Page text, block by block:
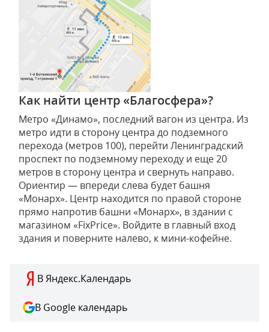
Как найти центр «Благосфера»?
Метро «Динамо», последний вагон из центра. Из
метро идти в сторону центра до подземного
перехода (метров 100), перейти Ленинградский
проспект по подземному переходу и еще 20
метров в сторону центра и свернуть направо.
Ориентир — впереди слева будет башня
«Монарх». Центр находится по правой стороне
прямо напротив башни «Монарх», в здании с
магазином «FixPrice». Войдите в главный вход
здания и поверните налево, к мини-кофейне.
В Яндекс.Календарь
В Google календарь